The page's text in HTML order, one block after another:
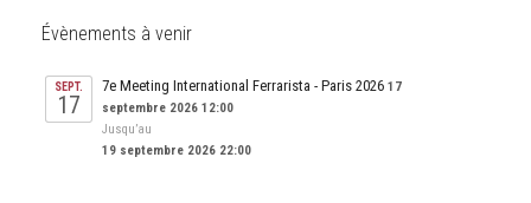
Évènements à venir
SEPT.
17
7e Meeting International Ferrarista - Paris 2026 17
septembre 2026 12:00
Jusqu’au
19 septembre 2026 22:00